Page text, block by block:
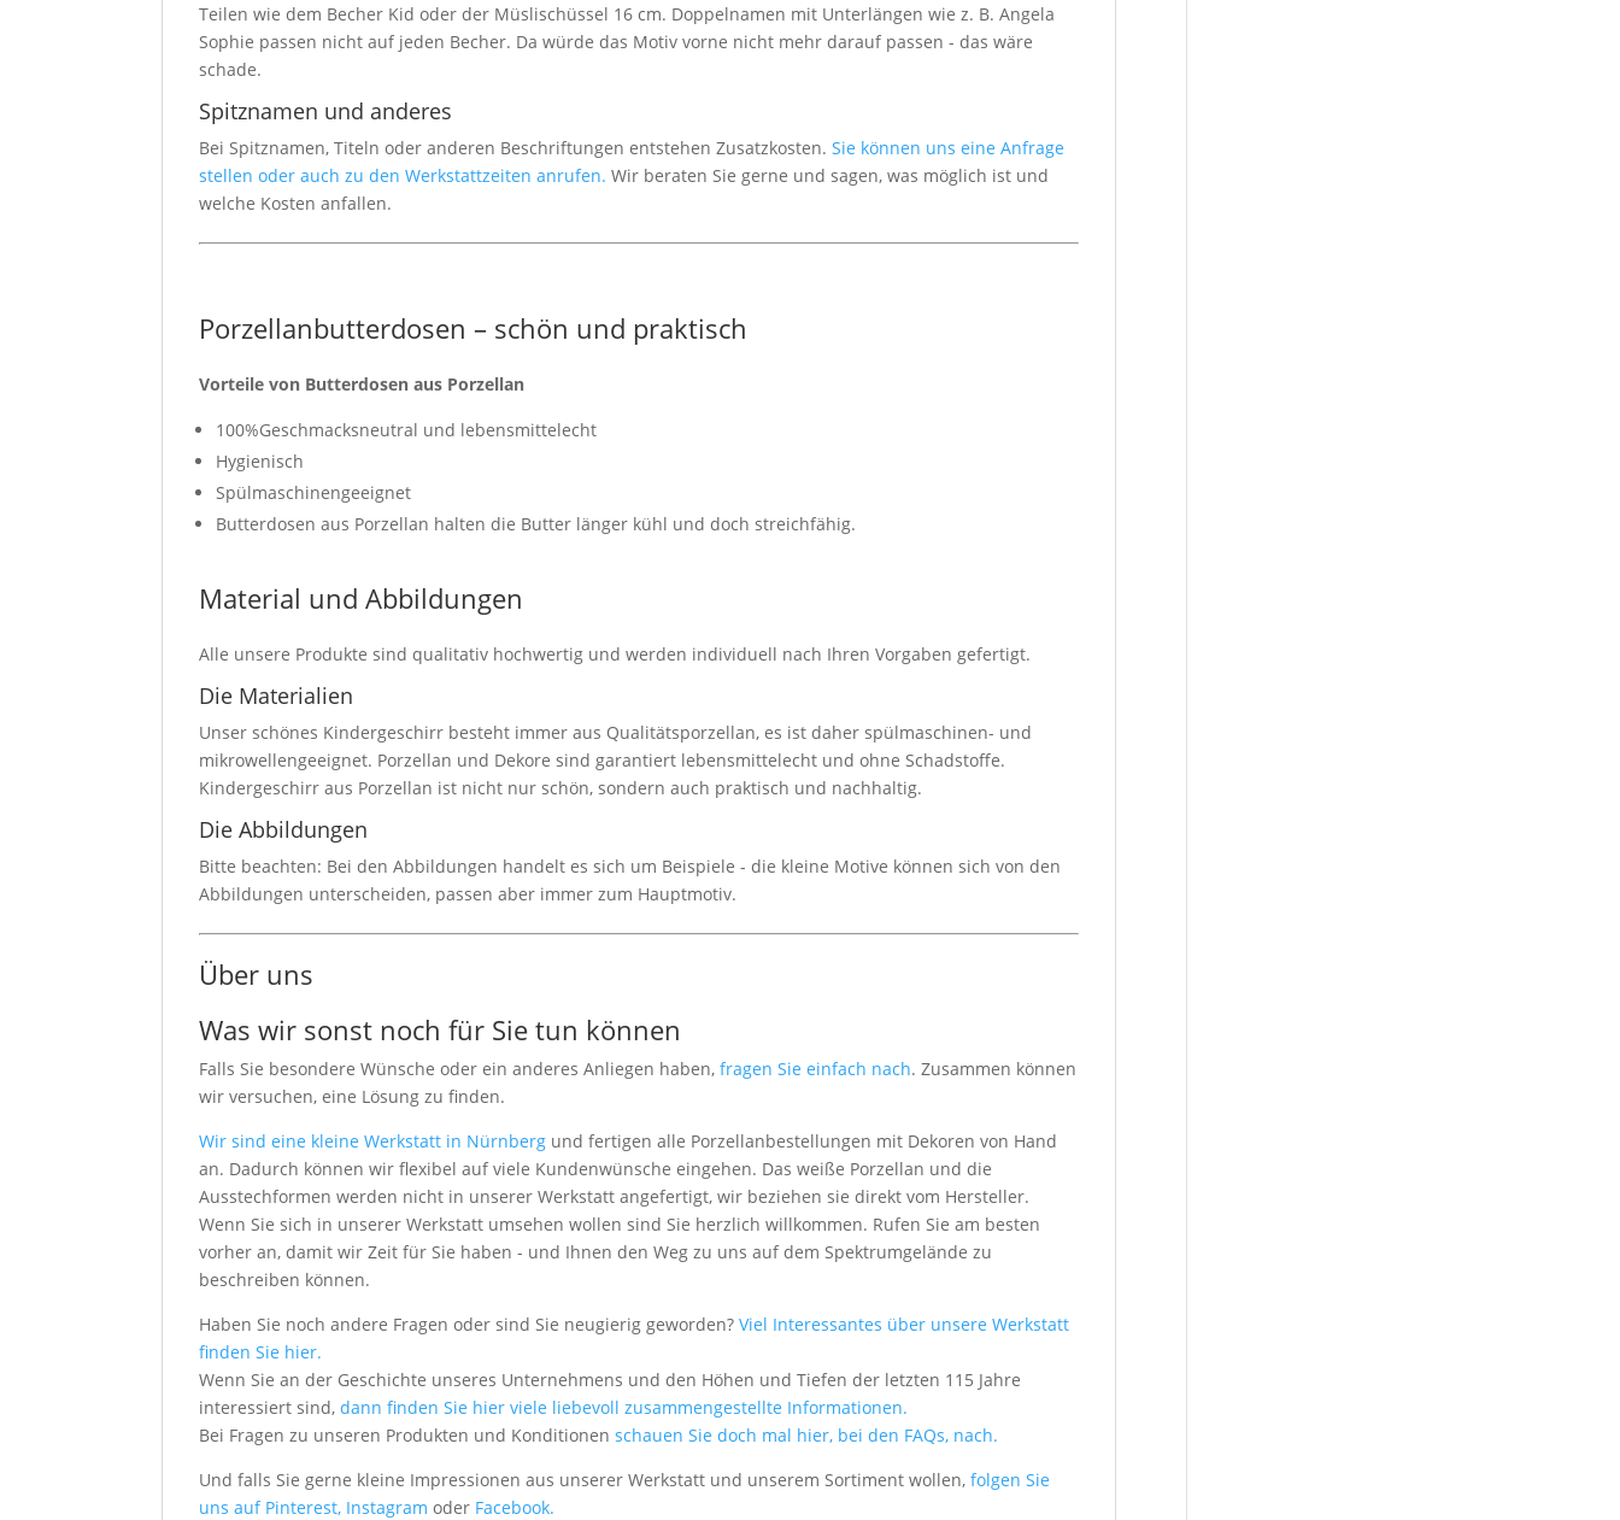
Teilen wie dem Becher Kid oder der Müslischüssel 16 cm. Doppelnamen mit Unterlängen wie z. B. Angela
Sophie passen nicht auf jeden Becher. Da würde das Motiv vorne nicht mehr darauf passen - das wäre
schade.
Spitznamen und anderes
Bei Spitznamen, Titeln oder anderen Beschriftungen entstehen Zusatzkosten.Sie können uns eine Anfrage
stellen oder auch zu den Werkstattzeiten anrufen. Wir beraten Sie gerne und sagen, was möglich ist und
welche Kosten anfallen.
Porzellanbutterdosen – schön und praktisch
Vorteile von Butterdosen aus Porzellan
100%Geschmacksneutral und lebensmittelecht
Hygienisch
Spülmaschinengeeignet
Butterdosen aus Porzellan halten die Butter länger kühl und doch streichfähig.
Material und Abbildungen
Alle unsere Produkte sind qualitativ hochwertig und werden individuell nach Ihren Vorgaben gefertigt.
Die Materialien
Unser schönes Kindergeschirr besteht immer aus Qualitätsporzellan, es ist daher spülmaschinen- und
mikrowellengeeignet. Porzellan und Dekore sind garantiert lebensmittelecht und ohne Schadstoffe.
Kindergeschirr aus Porzellan ist nicht nur schön, sondern auch praktisch und nachhaltig.
Die Abbildungen
Bitte beachten: Bei den Abbildungen handelt es sich um Beispiele - die kleine Motive können sich von den
Abbildungen unterscheiden, passen aber immer zum Hauptmotiv.
Über uns
Was wir sonst noch für Sie tun können
Falls Sie besondere Wünsche oder ein anderes Anliegen haben,fragen Sie einfach nach. Zusammen können
wir versuchen, eine Lösung zu finden.
Wir sind eine kleine Werkstatt in Nürnberg und fertigen alle Porzellanbestellungen mit Dekoren von Hand
an. Dadurch können wir flexibel auf viele Kundenwünsche eingehen. Das weiße Porzellan und die
Ausstechformen werden nicht in unserer Werkstatt angefertigt, wir beziehen sie direkt vom Hersteller.
Wenn Sie sich in unserer Werkstatt umsehen wollen sind Sie herzlich willkommen. Rufen Sie am besten
vorher an, damit wir Zeit für Sie haben - und Ihnen den Weg zu uns auf dem Spektrumgelände zu
beschreiben können.
Haben Sie noch andere Fragen oder sind Sie neugierig geworden? Viel Interessantes über unsere Werkstatt
finden Sie hier.
Wenn Sie an der Geschichte unseres Unternehmens und den Höhen und Tiefen der letzten 115 Jahre
interessiert sind,dann finden Sie hier viele liebevoll zusammengestellte Informationen.
Bei Fragen zu unseren Produkten und Konditionenschauen Sie doch mal hier, bei den FAQs, nach.
Und falls Sie gerne kleine Impressionen aus unserer Werkstatt und unserem Sortiment wollen, folgen Sie
uns auf Pinterest, Instagramoder Facebook.